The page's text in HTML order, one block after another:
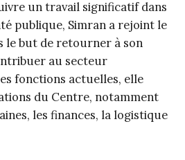
un travail significatif dans
publique, Simran a rejoint le
le but de retourner à son
au secteur
fonctions actuelles, elle
du Centre, notamment
les finances, la logistique